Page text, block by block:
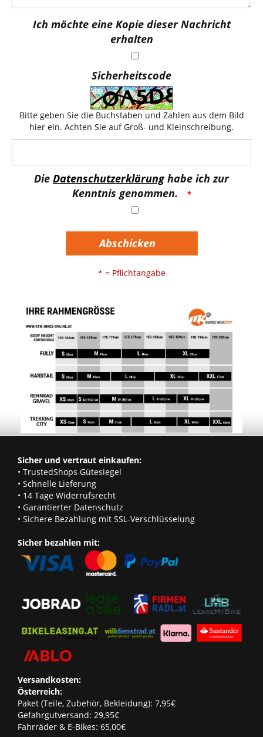
Ich möchte eine Kopie dieser Nachricht
erhalten
Sicherheitscode
Bitte geben Sie die Buchstaben und Zahlen aus dem Bild
hier ein. Achten Sie auf Groß- und Kleinschreibung.
Die Datenschutzerklärunghabe ich zur
Kenntnis genommen.
Abschicken
* = Pflichtangabe
Sicher und vertraut einkaufen:
• TrustedShops Gütesiegel
• Schnelle Lieferung
• 14 Tage Widerrufsrecht
• Garantierter Datenschutz
• Sichere Bezahlung mit SSL-Verschlüsselung
Sicher bezahlen mit:
Versandkosten:
Österreich:
Paket (Teile, Zubehör, Bekleidung): 7,95€
Gefahrgutversand: 29,95€
Fahrräder & E-Bikes: 65,00€